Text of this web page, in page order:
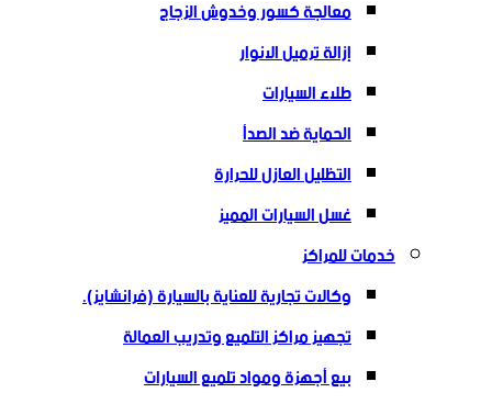
معالجة كسور وخدوش الزجاج
إزالة ترميل الانوار
طلاء السيارات
الحماية ضد الصدأ
التظليل العازل للحرارة
غسل السيارات المميز
خدمات للمراكز
وكالات تجارية للعناية بالسيارة (فرانشايز).
تجهيز مراكز التلميع وتدريب العمالة
بيع أجهزة ومواد تلميع السيارات